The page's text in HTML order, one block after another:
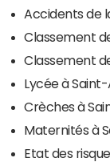
Accidents de
Classement
Classement
Lycée à
Crèches à
Maternités à
Etat des